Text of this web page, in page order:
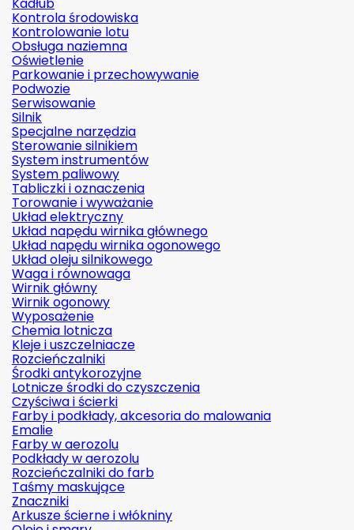
Kontrola środowiska
Kontrolowanie lotu
Obsługa naziemna
Oświetlenie
Parkowanie i przechowywanie
Podwozie
Serwisowanie
Silnik
Specjalne narzędzia
Sterowanie silnikiem
System instrumentów
System paliwowy
Tabliczki i oznaczenia
Torowanie i wyważanie
Układ elektryczny
Układ napędu wirnika głównego
Układ napędu wirnika ogonowego
Układ oleju silnikowego
Waga i równowaga
Wirnik główny
Wirnik ogonowy
Wyposażenie
Chemia lotnicza
Kleje i uszczelniacze
Rozcieńczalniki
Środki antykorozyjne
Lotnicze środki do czyszczenia
Czyściwa i ścierki
Farby i podkłady, akcesoria do malowania
Emalie
Farby w aerozolu
Podkłady w aerozolu
Rozcieńczalniki do farb
Taśmy maskujące
Znaczniki
Arkusze ścierne i włókniny